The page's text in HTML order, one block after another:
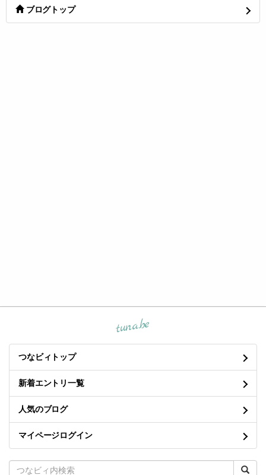
ブログトップ
tuna.be
つなビィトップ
新着エントリ一覧
人気のブログ
マイページログイン